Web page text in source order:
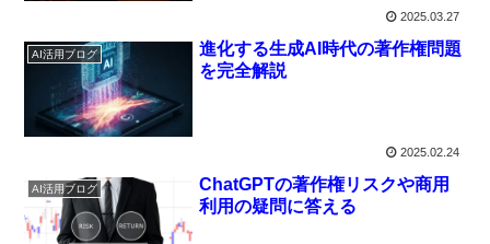
2025.03.27
AI活用ブログ
進化する生成AI時代の著作権問題
を完全解説
2025.02.24
AI活用ブログ
ChatGPTの著作権リスクや商用
利用の疑問に答える